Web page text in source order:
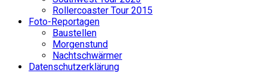
Rollercoaster Tour 2015
Foto-Reportagen
Baustellen
Morgenstund
Nachtschwärmer
Datenschutzerklärung